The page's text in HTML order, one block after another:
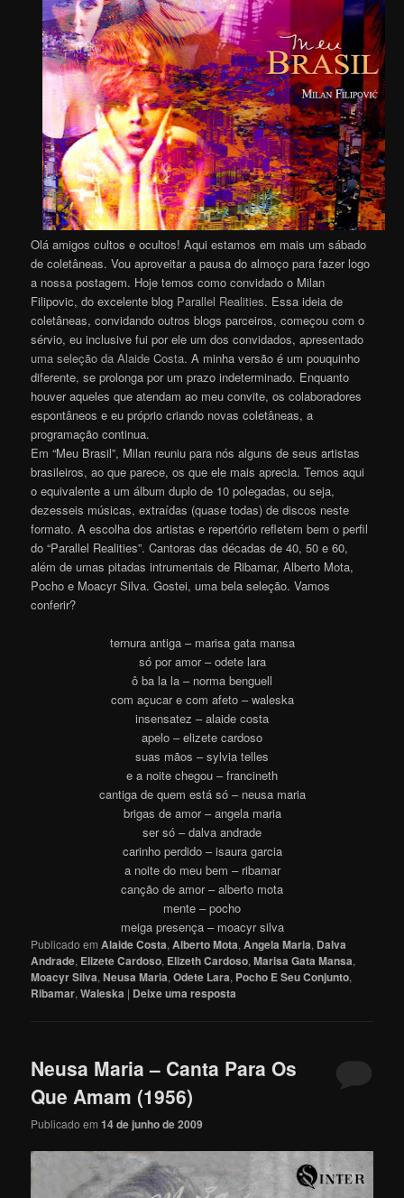
Olá amigos cultos e ocultos! Aqui estamos em mais um sábado
de coletâneas. Vou aproveitar a pausa do almoço para fazer logo
a nossa postagem. Hoje temos como convidado o Milan
Filipovic, do excelente blog Parallel Realities. Essa ideia de
coletâneas, convidando outros blogs parceiros, começou com o
sérvio, eu inclusive fui por ele um dos convidados, apresentado
uma seleção da Alaide Costa. A minha versão é um pouquinho
diferente, se prolonga por um prazo indeterminado. Enquanto
houver aqueles que atendam ao meu convite, os colaboradores
espontâneos e eu próprio criando novas coletâneas, a
programação continua.
Em “Meu Brasil”, Milan reuniu para nós alguns de seus artistas
brasileiros, ao que parece, os que ele mais aprecia. Temos aqui
o equivalente a um álbum duplo de 10 polegadas, ou seja,
dezesseis músicas, extraídas (quase todas) de discos neste
formato. A escolha dos artistas e repertório refletem bem o perfil
do “Parallel Realities”. Cantoras das décadas de 40, 50 e 60,
além de umas pitadas intrumentais de Ribamar, Alberto Mota,
Pocho e Moacyr Silva. Gostei, uma bela seleção. Vamos
conferir?
ternura antiga – marisa gata mansa
só por amor – odete lara
ô ba la la – norma benguell
com açucar e com afeto – waleska
insensatez – alaide costa
apelo – elizete cardoso
suas mãos – sylvia telles
e a noite chegou – francineth
cantiga de quem está só – neusa maria
brigas de amor – angela maria
ser só – dalva andrade
carinho perdido – isaura garcia
a noite do meu bem – ribamar
canção de amor – alberto mota
mente – pocho
meiga presença – moacyr silva
Publicado em Alaide Costa,Alberto Mota,Angela Maria, Dalva
Andrade, Elizete Cardoso, Elizeth Cardoso,Marisa Gata Mansa,
Moacyr Silva,Neusa Maria,Odete Lara, Pocho E Seu Conjunto,
Ribamar,Waleska | Deixe uma resposta
Neusa Maria – Canta Para Os
Que Amam (1956)
Publicado em14 de junho de 2009